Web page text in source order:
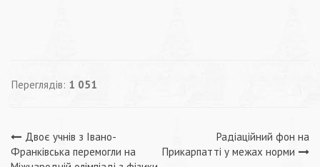
Переглядів: 1 051
Навігація
Двоє учнів з Івано-
Франківська перемогли на
Радіаційний фон на
Прикарпатті у межах норми